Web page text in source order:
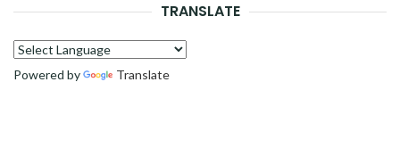
TRANSLATE
Powered by Translate